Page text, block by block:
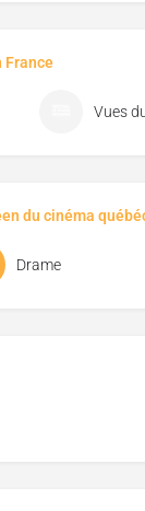
France
du cinéma
Drame